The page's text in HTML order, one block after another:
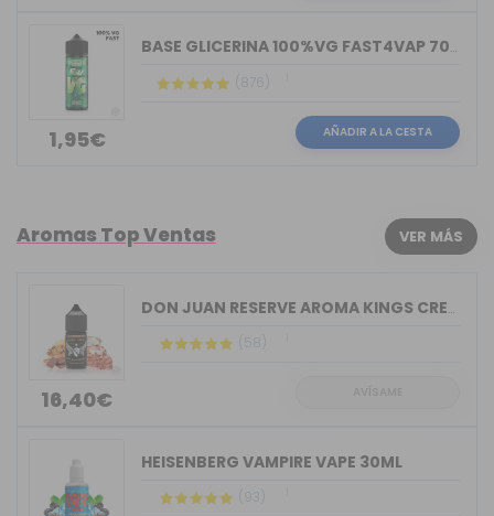
1,95€
BASE GLICERINA 100%VG FAST4VAP 70ML O...
(876)
AÑADIR A LA CESTA
Aromas Top Ventas VER MÁS
16,40€
DON JUAN RESERVE AROMA KINGS CREST 30ML
(58)
HEISENBERG VAMPIRE VAPE 30ML
(93)